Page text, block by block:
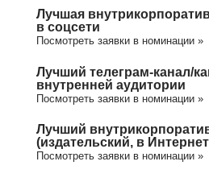
Лучшая
в соцсети
Посмотреть заявки в номинации »
Лучший телеграм-канал/
внутренней аудитории
Посмотреть заявки в номинации »
Лучший
(издательский, в
Посмотреть заявки в номинации »